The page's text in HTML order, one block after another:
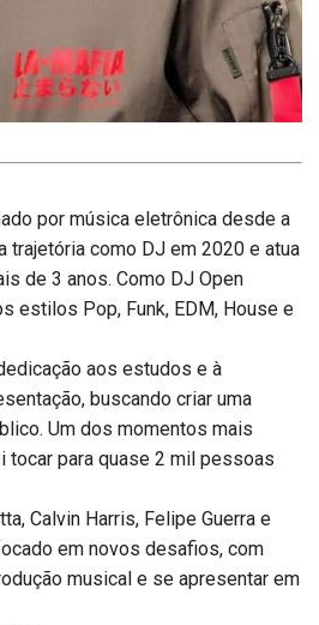
por música eletrônica desde a
trajetória como DJ em 2020 e atua
de 3 anos. Como DJ Open
estilos Pop, Funk, EDM, House e
aos estudos e à
buscando criar uma
Um dos momentos mais
tocar para quase 2 mil pessoas
Calvin Harris, Felipe Guerra e
em novos desafios, com
musical e se apresentar em